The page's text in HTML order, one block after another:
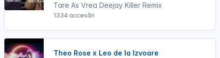
Tare As Vrea Deejay Killer Remix
1334 accesări
Theo Rose x Leo de la Izvoare